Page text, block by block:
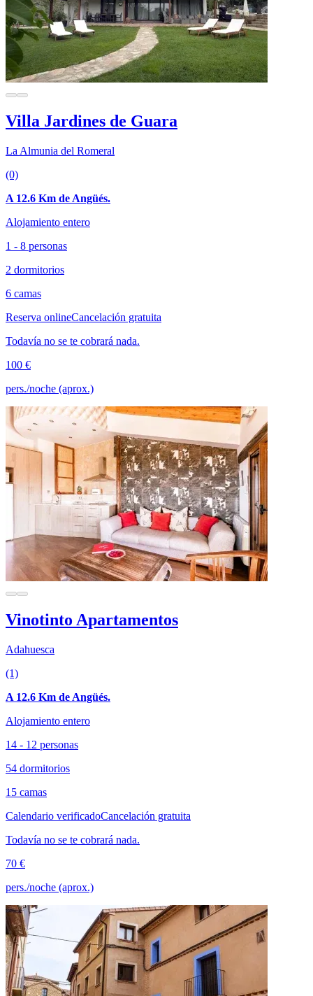
Villa Jardines de Guara
La Almunia del Romeral
(0)
A 12.6 Km de Angüés.
Alojamiento entero
1 - 8 personas
2 dormitorios
6 camas
Reserva onlineCancelación gratuita
Todavía no se te cobrará nada.
100 €
pers./noche (aprox.)
Vinotinto Apartamentos
Adahuesca
(1)
A 12.6 Km de Angüés.
Alojamiento entero
14 - 12 personas
54 dormitorios
15 camas
Calendario verificadoCancelación gratuita
Todavía no se te cobrará nada.
70 €
pers./noche (aprox.)